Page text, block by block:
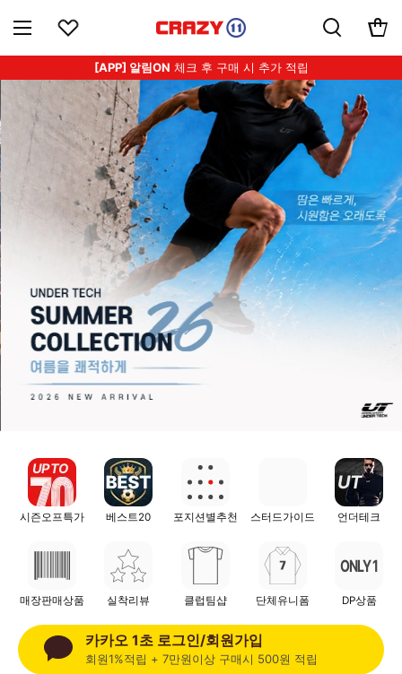
[APP] 알림ON 체크 후 구매 시 추가 적립
UP TO
시즌오프특가 베스트20 포지션별추천 스터드가이드
UT
언더테크
매장판매상품 실착리뷰 클럽팀샵 단체유니폼
ONLY 1
DP상품
카카오 1초 로그인/회원가입
회원1%적립 + 7만원이상 구매시 500원 적립